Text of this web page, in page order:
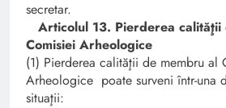
secretar.
Articolul 13. Pierderea calităţii
Comisiei Arheologice
(1) Pierderea calităţii de membru al
Arheologice poate surveni într-una
situaţii: